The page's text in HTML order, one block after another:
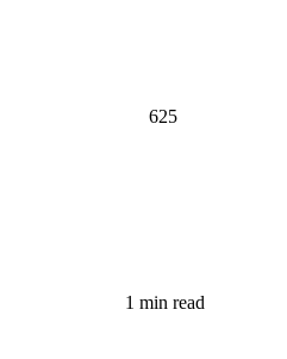
625
1 min read